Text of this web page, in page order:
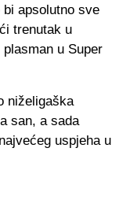
bi apsolutno sve
trenutak u
u Super
niželigaška
san, a sada
uspjeha u